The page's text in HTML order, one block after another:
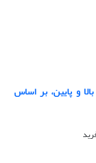
و پایین، بر اساس